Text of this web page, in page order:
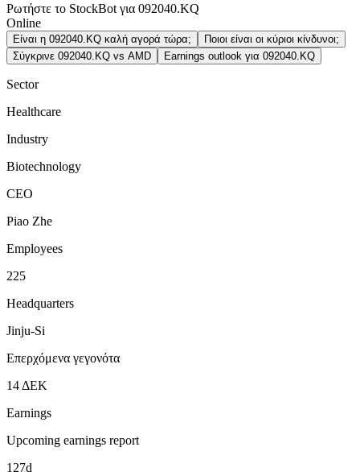
Ρωτήστε το StockBot για 092040.KQ
Online
Είναι η 092040.KQ καλή αγορά τώρα;
Ποιοι είναι οι κύριοι κίνδυνοι;
Σύγκρινε 092040.KQ vs AMD
Earnings outlook για 092040.KQ
Sector
Healthcare
Industry
Biotechnology
CEO
Piao Zhe
Employees
225
Headquarters
Jinju-Si
Επερχόμενα γεγονότα
14 ΔΕΚ
Earnings
Upcoming earnings report
127d